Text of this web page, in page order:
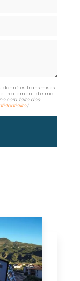
données transmises
traitement de ma
sera faite des
)